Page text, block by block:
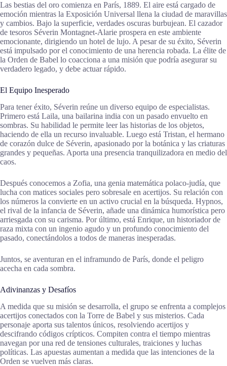
Las bestias del oro comienza en París, 1889. El aire está cargado de
emoción mientras la Exposición Universal llena la ciudad de maravillas
y cambios. Bajo la superficie, verdades oscuras burbujean. El cazador
de tesoros Séverin Montagnet-Alarie prospera en este ambiente
emocionante, dirigiendo un hotel de lujo. A pesar de su éxito, Séverin
está impulsado por el conocimiento de una herencia robada. La élite de
la Orden de Babel lo coacciona a una misión que podría asegurar su
verdadero legado, y debe actuar rápido.
El Equipo Inesperado
Para tener éxito, Séverin reúne un diverso equipo de especialistas.
Primero está Laila, una bailarina india con un pasado envuelto en
sombras. Su habilidad le permite leer las historias de los objetos,
haciendo de ella un recurso invaluable. Luego está Tristan, el hermano
de corazón dulce de Séverin, apasionado por la botánica y las criaturas
grandes y pequeñas. Aporta una presencia tranquilizadora en medio del
caos.
Después conocemos a Zofia, una genia matemática polaco-judía, que
lucha con matices sociales pero sobresale en acertijos. Su relación con
los números la convierte en un activo crucial en la búsqueda. Hypnos,
el rival de la infancia de Séverin, añade una dinámica humorística pero
arriesgada con su carisma. Por último, está Enrique, un historiador de
raza mixta con un ingenio agudo y un profundo conocimiento del
pasado, conectándolos a todos de maneras inesperadas.
Juntos, se aventuran en el inframundo de París, donde el peligro
acecha en cada sombra.
Adivinanzas y Desafíos
A medida que su misión se desarrolla, el grupo se enfrenta a complejos
acertijos conectados con la Torre de Babel y sus misterios. Cada
personaje aporta sus talentos únicos, resolviendo acertijos y
descifrando códigos crípticos. Compiten contra el tiempo mientras
navegan por una red de tensiones culturales, traiciones y luchas
políticas. Las apuestas aumentan a medida que las intenciones de la
Orden se vuelven más claras.